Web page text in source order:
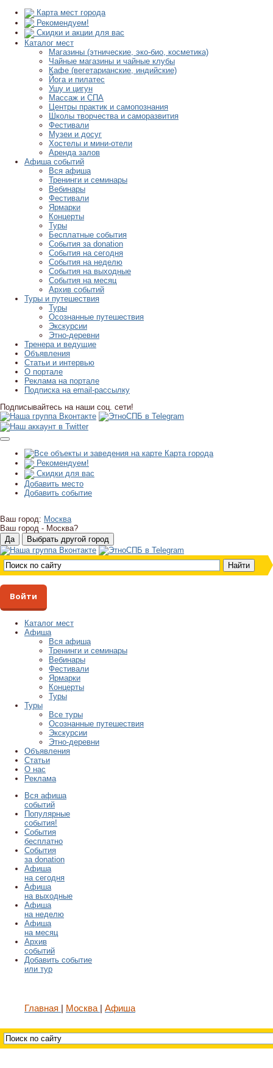
Карта мест города
Рекомендуем!
Скидки и акции для вас
Каталог мест
Магазины (этнические, эко-био, косметика)
Чайные магазины и чайные клубы
Кафе (вегетарианские, индийские)
Йога и пилатес
Ушу и цигун
Массаж и СПА
Центры практик и самопознания
Школы творчества и саморазвития
Фестивали
Музеи и досуг
Хостелы и мини-отели
Аренда залов
Афиша событий
Вся афиша
Тренинги и семинары
Вебинары
Фестивали
Ярмарки
Концерты
Туры
Бесплатные события
События за donation
События на сегодня
События на неделю
События на выходные
События на месяц
Архив событий
Туры и путешествия
Туры
Осознанные путешествия
Экскурсии
Этно-деревни
Тренера и ведущие
Объявления
Статьи и интервью
О портале
Реклама на портале
Подписка на email-рассылку
Подписывайтесь на наши соц. сети!
Карта города
Рекомендуем!
Скидки для вас
Добавить место
Добавить событие
Ваш город: Москва
Ваш город - Москва?
Войти
Каталог мест
Афиша
Вся афиша
Тренинги и семинары
Вебинары
Фестивали
Ярмарки
Концерты
Туры
Туры
Все туры
Осознанные путешествия
Экскурсии
Этно-деревни
Объявления
Статьи
О нас
Реклама
Вся афиша
событий
Популярные
события!
События
бесплатно
События
за donation
Афиша
на сегодня
Афиша
на выходные
Афиша
на неделю
Афиша
на месяц
Архив
событий
Добавить событие
или тур
Главная Москва Афиша